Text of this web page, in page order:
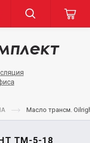
Масло трансм.
ТМ-5-18